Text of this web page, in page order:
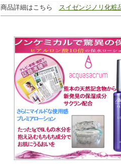
商品詳細はこちら スイゼンジノリ化粧